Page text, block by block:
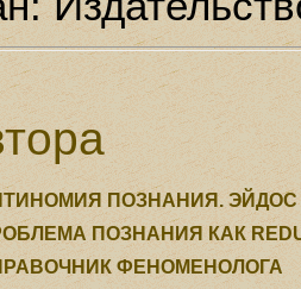
ПОЗНАНИЯ.
ПОЗНАНИЯ КАК
ФЕНОМЕНОЛОГА